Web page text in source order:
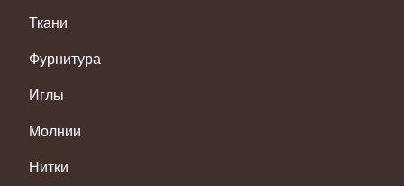
Ткани
Фурнитура
Иглы
Молнии
Нитки